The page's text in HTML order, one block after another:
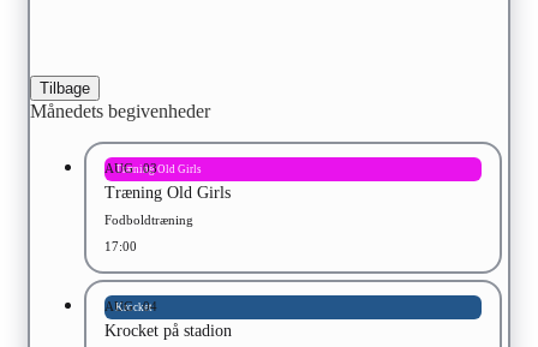
Tilbage
Månedets begivenheder
Træning Old Girls
AUG 03
Træning Old Girls
Fodboldtræning
17:00
Krocket
AUG 04
Krocket på stadion